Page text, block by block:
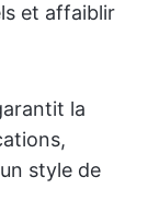
et affaiblir
la
style de